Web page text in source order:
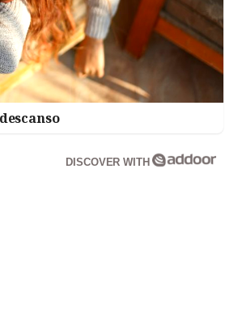
DISCOVER WITH